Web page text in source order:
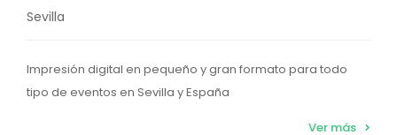
Sevilla
Impresión digital en pequeño y gran formato para todo
tipo de eventos en Sevilla y España
Ver más